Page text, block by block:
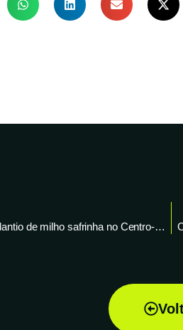
Colheita de soja atinge 9% da área no país; plantio de milho safrinha no Centro-Sul chega a 11% – AgEstado